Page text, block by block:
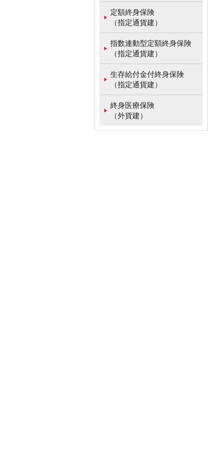
定額終身保険
（指定通貨建）
指数連動型定額終身保険
（指定通貨建）
生存給付金付終身保険
（指定通貨建）
終身医療保険
（外貨建）